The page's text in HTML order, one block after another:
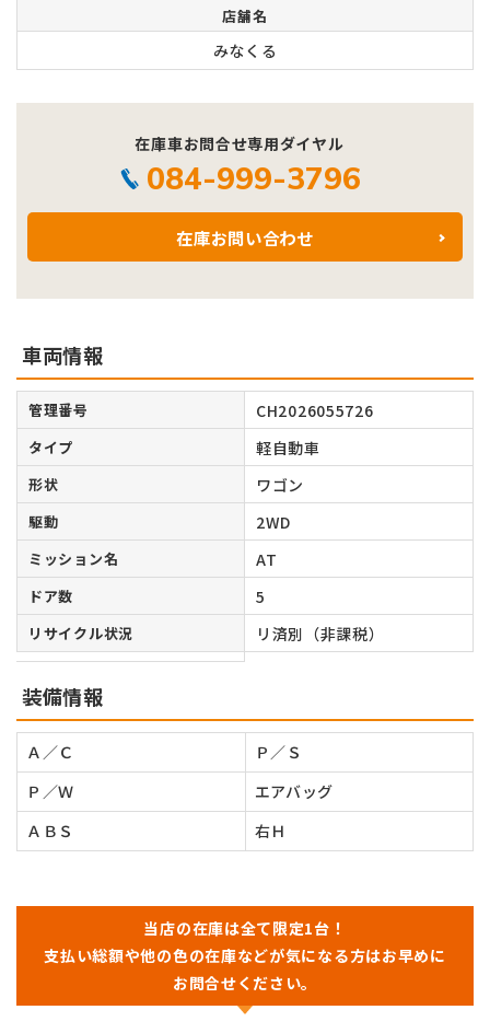
店舗名
みなくる
在庫車お問合せ専用ダイヤル
084-999-3796
在庫お問い合わせ
車両情報
管理番号 CH2026055726
タイプ 軽自動車
形状 ワゴン
駆動 2WD
ミッション名 AT
ドア数 5
リサイクル状況 リ済別（非課税）
装備情報
Ａ／Ｃ
Ｐ／Ｓ
Ｐ／Ｗ
エアバッグ
ＡＢＳ
右Ｈ
当店の在庫は全て限定1台！
支払い総額や他の色の在庫などが気になる方はお早めに
お問合せください。